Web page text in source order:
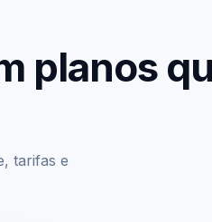
planos
tarifas e